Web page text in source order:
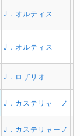
J．オルティス
J．オルティス
J．ロザリオ
J．カステリャーノ
J．カステリャーノ